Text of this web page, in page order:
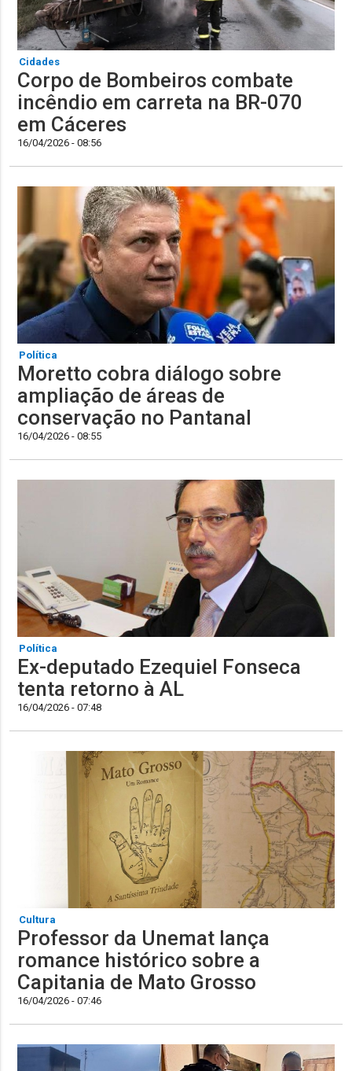
Cidades
Corpo de Bombeiros combate
incêndio em carreta na BR-070
em Cáceres
16/04/2026 - 08:56
Política
Moretto cobra diálogo sobre
ampliação de áreas de
conservação no Pantanal
16/04/2026 - 08:55
Política
Ex-deputado Ezequiel Fonseca
tenta retorno à AL
16/04/2026 - 07:48
Cultura
Professor da Unemat lança
romance histórico sobre a
Capitania de Mato Grosso
16/04/2026 - 07:46